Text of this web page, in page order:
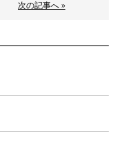
次の記事へ »